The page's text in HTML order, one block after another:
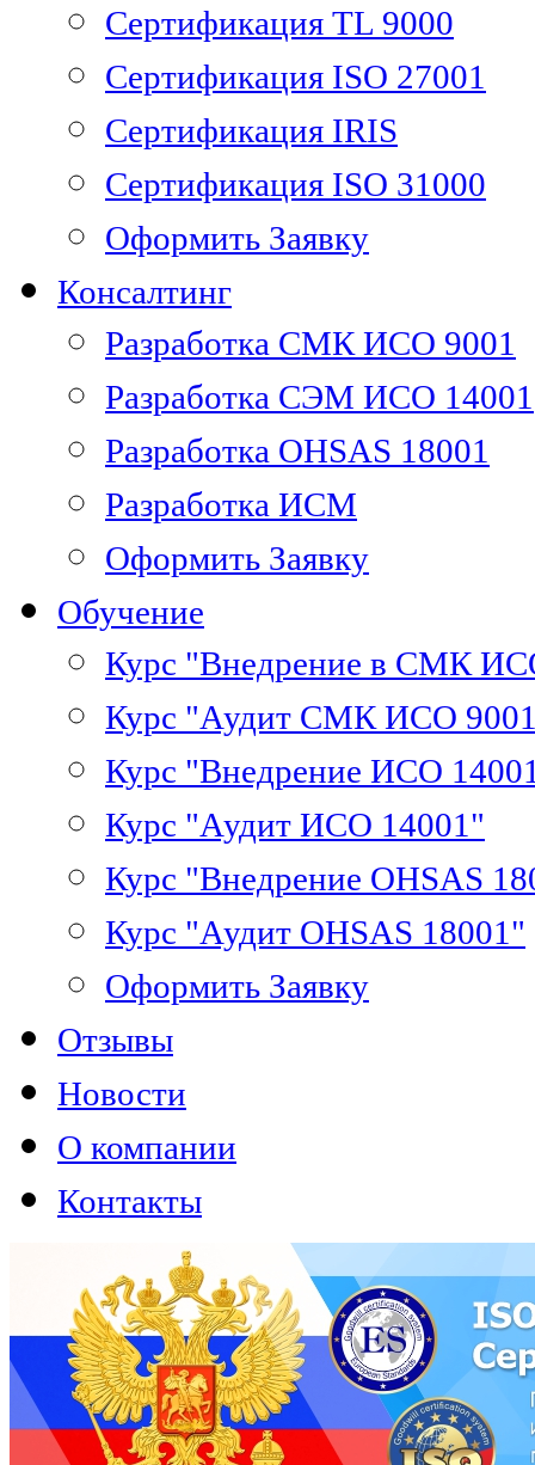
Сертификация TL 9000
Сертификация ISO 27001
Сертификация IRIS
Сертификация ISO 31000
Оформить Заявку
Консалтинг
Разработка СМК ИСО 9001
Разработка СЭМ ИСО 14001
Разработка OHSAS 18001
Разработка ИСМ
Оформить Заявку
Обучение
Курс "Внедрение в СМК
Курс "Аудит СМК ИСО
Курс "Внедрение ИСО
Курс "Аудит ИСО 14001"
Курс "Внедрение OHSAS
Курс "Аудит OHSAS 18001"
Оформить Заявку
Отзывы
Новости
О компании
Контакты